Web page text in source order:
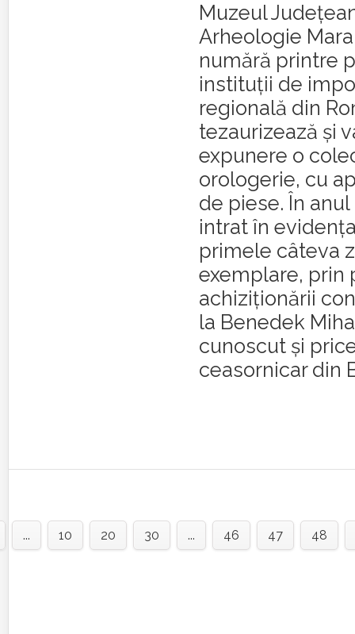
Muzeul
Arheologie
numără printre
instituţii de
regională din
tezaurizează şi
expunere o
orologerie, cu
de piese. În anul
intrat în
primele câteva
exemplare, prin
achiziţionării
la Benedek
cunoscut şi
ceasornicar din
... 10 20 30 ... 46 47 48